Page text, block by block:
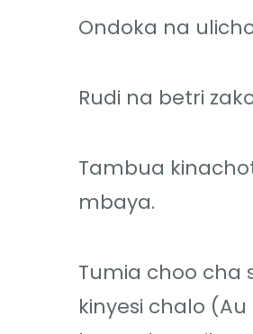
Ondoka na
Rudi na betri
Tambua
mbaya.
Tumia choo cha
kinyesi chalo